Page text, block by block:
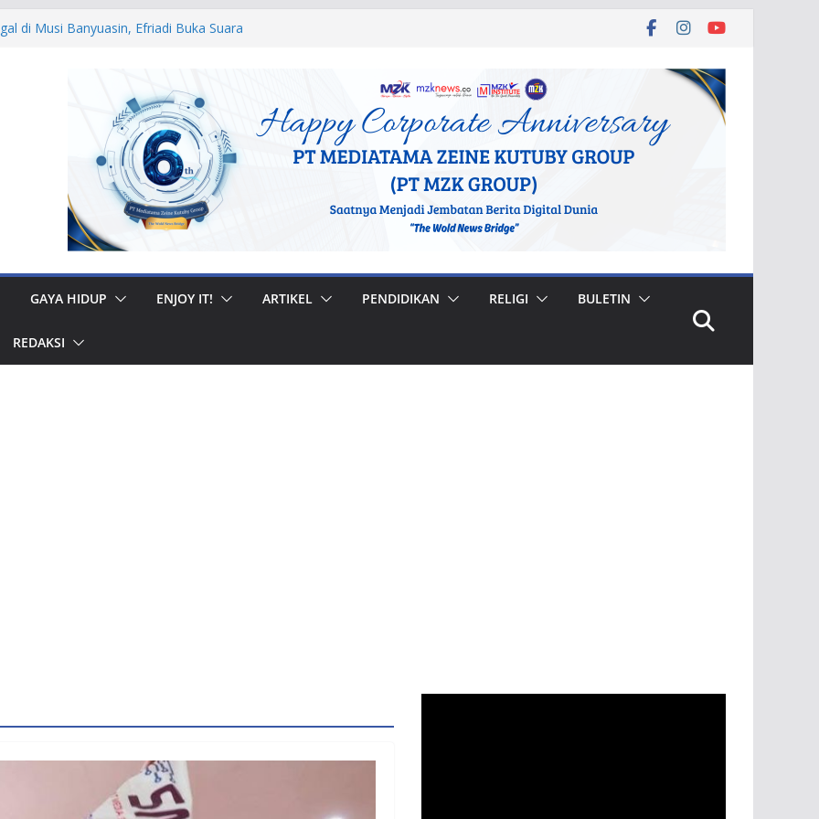
di Musi Banyuasin, Efriadi Buka Suara
Rumah di Gunung Kerinci, Anggota
Bantuan Tepat Sasaran
Bupati Bursah Zarnubi Inisiasi
di Kota Lahat
Muhidi Ajak Masyarakat Bangun
Jaga Ketertiban Sosial
GAYA HIDUP ENJOY IT! ARTIKEL PENDIDIKAN RELIGI BULETIN
REDAKSI